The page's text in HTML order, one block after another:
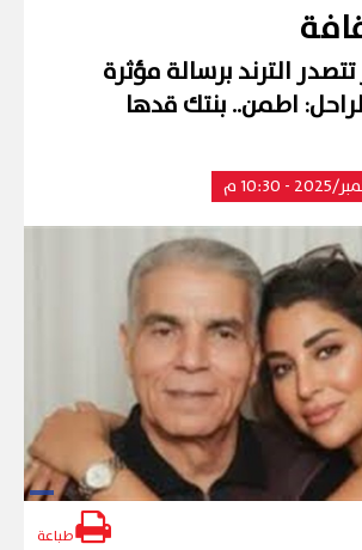
الترند برسالة مؤثرة
اطمن.. بنتك قدها
طباعة